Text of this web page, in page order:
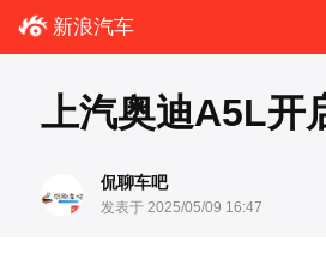
新浪汽车
上汽奥迪A5L开
侃聊车吧
发表于 2025/05/09 16:47